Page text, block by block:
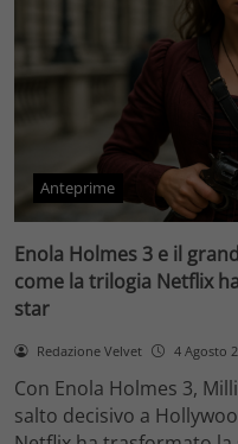
Anteprime
Enola Holmes 3 e il
come la trilogia Netflix
star
Redazione Velvet 4 Agosto
Con Enola Holmes 3,
salto decisivo a